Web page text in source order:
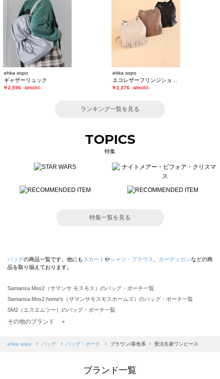
ehka sopo
ギャザーリュック
￥2,596 -60%OFF-
ehka sopo
￥2,376 -60%OFF-
ランキング一覧を見る
TOPICS
特集
特集一覧を見る
バッグの商品一覧です。他にも スカート やシャツ・ブラウス カーディガンなどの商
品を取り揃えております。
Samansa Mos2（サマンサ モスモス）のバッグ・ポーチ一覧
Samansa Mos2 home's（サマンサモスモスホームズ）のバッグ・ポーチ一覧
SM2（エスエムツー）のバッグ・ポーチ一覧
Samansa Mos2 blue（サマンサモスモス ブルー）のバッグ・ポーチ一覧
sō4ū（ソウフォーユー）のバッグ・ポーチ一覧
その他のブランド ＋
ehka sopo バッグ バッグ・ポーチ ブラウン/茶色系 受注生産ワンピース
ブランド一覧